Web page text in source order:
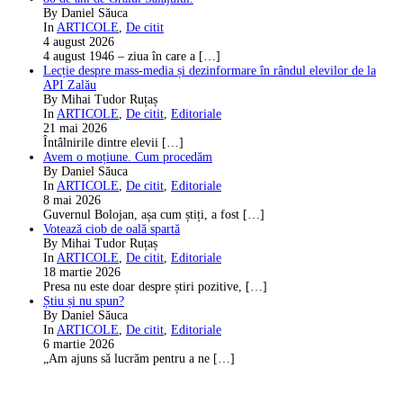
By Daniel Săuca
In ARTICOLE, De citit
4 august 2026
4 august 1946 – ziua în care a […]
Lecție despre mass-media și dezinformare în rândul elevilor de la
API Zalău
By Mihai Tudor Ruțaș
In ARTICOLE, De citit, Editoriale
21 mai 2026
Întâlnirile dintre elevii […]
Avem o moțiune. Cum procedăm
By Daniel Săuca
In ARTICOLE, De citit, Editoriale
8 mai 2026
Guvernul Bolojan, așa cum știți, a fost […]
Votează ciob de oală spartă
By Mihai Tudor Ruțaș
In ARTICOLE, De citit, Editoriale
18 martie 2026
Presa nu este doar despre știri pozitive, […]
Știu și nu spun?
By Daniel Săuca
In ARTICOLE, De citit, Editoriale
6 martie 2026
„Am ajuns să lucrăm pentru a ne […]